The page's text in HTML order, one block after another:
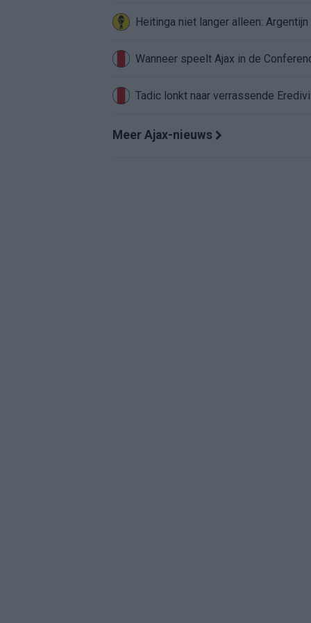
Heitinga niet langer alleen:
Wanneer speelt Ajax in de
Tadic lonkt naar verrassende
Meer Ajax-nieuws